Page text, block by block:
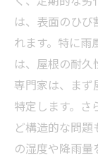
は、表面のひ
れます。特に雨
は、屋根の耐久
専門家は、まず
特定します。さ
ど構造的な問
の湿度や降雨